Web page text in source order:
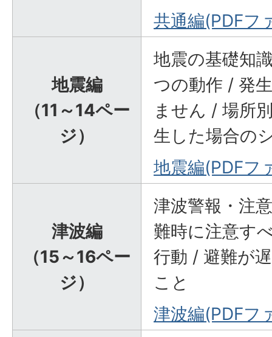
共通編(PDFフ
地震編
（11～14ペー
ジ）
地震の基礎知
つの動作 / 発
ません / 場所
生した場合の
地震編(PDFフ
津波編
（15～16ペー
ジ）
津波警報・注
難時に注意す
行動 / 避難が
こと
津波編(PDFフ